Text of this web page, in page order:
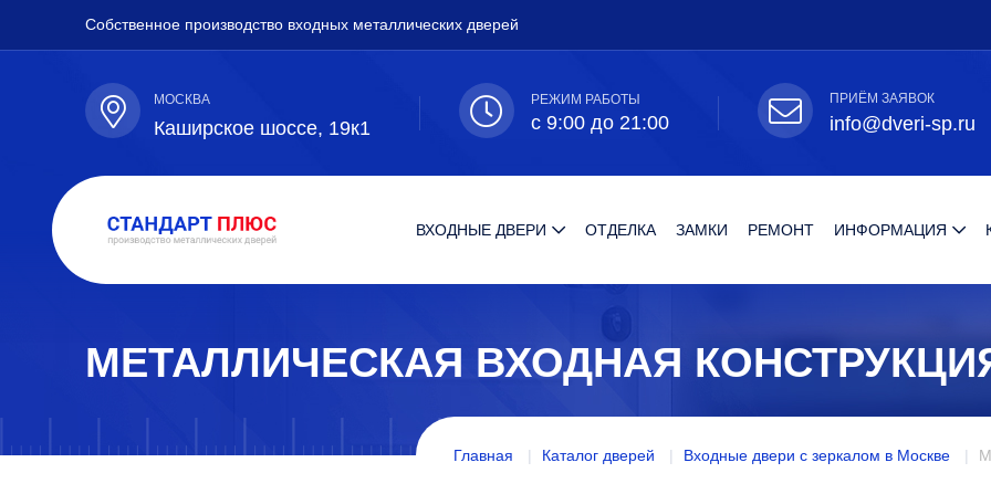
Собственное производство входных металлических дверей
МОСКВА
Каширское шоссе, 19к1
РЕЖИМ РАБОТЫ
с 9:00 до 21:00
ПРИЁМ ЗАЯВОК
info@dveri-sp.ru
ВХОДНЫЕ ДВЕРИ ОТДЕЛКА ЗАМКИ РЕМОНТ ИНФОРМАЦИЯ
МЕТАЛЛИЧЕСКАЯ ВХОДНАЯ
Главная Каталог дверей Входные двери с зеркалом в Москве